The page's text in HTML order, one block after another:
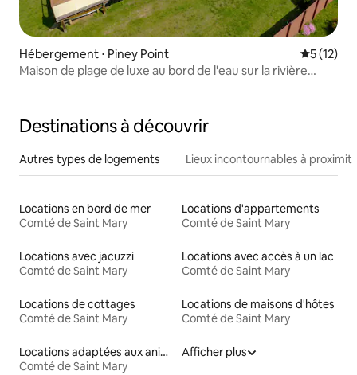
Hébergement ⋅ Piney Point
5 (12)
Maison de plage de luxe au bord de l'eau sur la rivière
Destinations à découvrir
Autres types de logements Lieux incontournables à
Locations en bord de mer
Comté de Saint Mary
Locations d'appartements
Comté de Saint Mary
Locations avec jacuzzi
Comté de Saint Mary
Locations avec accès à un lac
Comté de Saint Mary
Locations de cottages
Comté de Saint Mary
Locations de maisons d'hôtes
Comté de Saint Mary
Locations adaptées aux animaux
Comté de Saint Mary
Afficher plus